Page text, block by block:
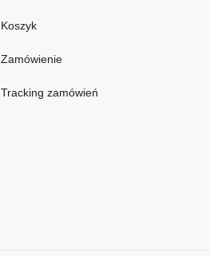
Koszyk
Zamówienie
Tracking zamówień